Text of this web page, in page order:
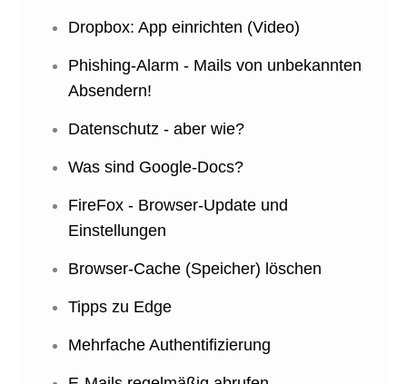
Dropbox: App einrichten (Video)
Phishing-Alarm - Mails von unbekannten
Absendern!
Datenschutz - aber wie?
Was sind Google-Docs?
FireFox - Browser-Update und
Einstellungen
Browser-Cache (Speicher) löschen
Tipps zu Edge
Mehrfache Authentifizierung